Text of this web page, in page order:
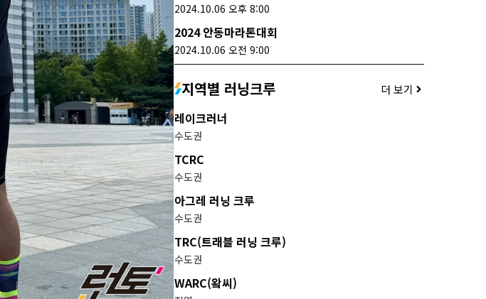
2024.10.06 오후 8:00
2024 안동마라톤대회
2024.10.06 오전 9:00
지역별 러닝크루 더 보기
레이크러너
수도권
TCRC
수도권
아그레 러닝 크루
수도권
TRC(트래블 러닝 크루)
수도권
WARC(왘씨)